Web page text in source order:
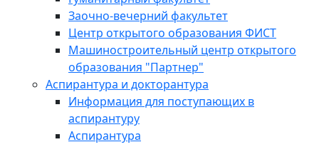
Заочно-вечерний факультет
Центр открытого образования ФИСТ
Машиностроительный центр открытого
образования "Партнер"
Аспирантура и докторантура
Информация для поступающих в
аспирантуру
Аспирантура